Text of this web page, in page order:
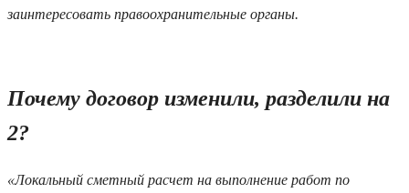
заинтересовать правоохранительные органы.
Почему договор изменили, разделили на
2?
«Локальный сметный расчет на выполнение работ по